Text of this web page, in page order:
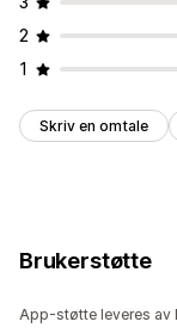
2
1
Skriv en omtale
Brukerstøtte
App-støtte leveres av